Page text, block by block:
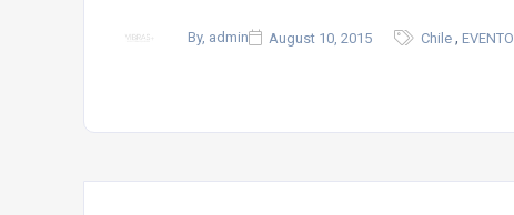
By, admin August 10, 2015 Chile ,